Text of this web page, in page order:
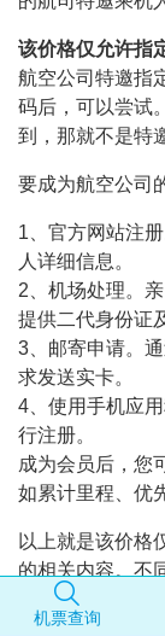
该价格仅允许指
航空公司特邀指
码后，可以尝试
到，那就不是特
要成为航空公司
1、官方网站注
人详细信息。
2、机场处理。
提供二代身份证
3、邮寄申请。
求发送实卡。
4、使用手机应
行注册。
成为会员后，您
如累计里程、优
以上就是该价格
的相关内容。不
扣，建议在做出
机票查询